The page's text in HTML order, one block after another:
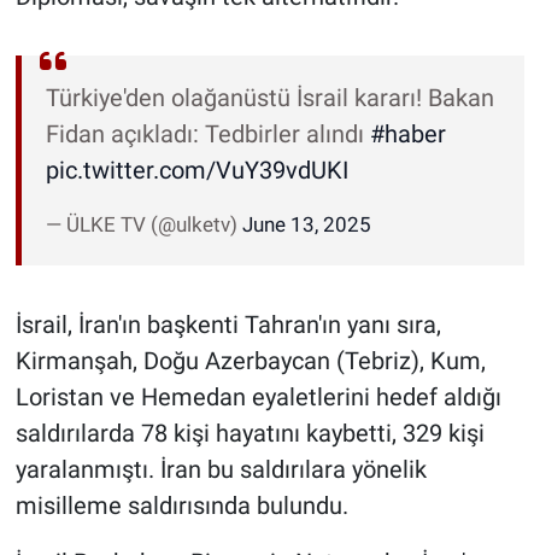
Türkiye'den olağanüstü İsrail kararı! Bakan
Fidan açıkladı: Tedbirler alındı #haber
pic.twitter.com/VuY39vdUKI
— ÜLKE TV (@ulketv) June 13, 2025
İsrail, İran'ın başkenti Tahran'ın yanı sıra,
Kirmanşah, Doğu Azerbaycan (Tebriz), Kum,
Loristan ve Hemedan eyaletlerini hedef aldığı
saldırılarda 78 kişi hayatını kaybetti, 329 kişi
yaralanmıştı. İran bu saldırılara yönelik
misilleme saldırısında bulundu.